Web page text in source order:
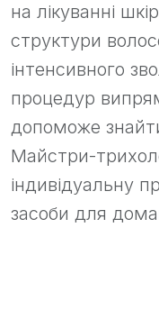
на лікуванні
структури
інтенсивного
процедур
допоможе
Майстри-
індивідуальну
засоби для